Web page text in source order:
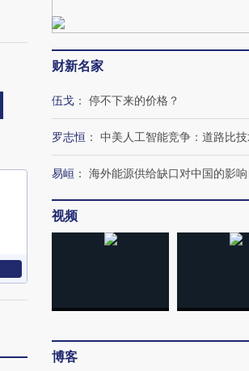
财新名家
伍戈 ： 停不下来的价格？
罗志恒 ： 中美人工智能竞争：道路比
易峘 ： 海外能源供给缺口对中国的影响
视频
博客